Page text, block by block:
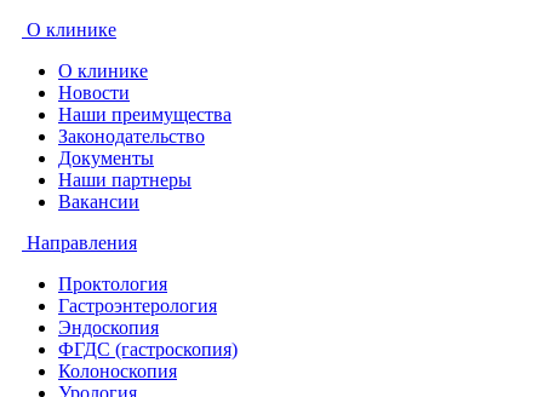
О клинике
О клинике
Новости
Наши преимущества
Законодательство
Документы
Наши партнеры
Вакансии
Направления
Проктология
Гастроэнтерология
Эндоскопия
ФГДС (гастроскопия)
Колоноскопия
Урология